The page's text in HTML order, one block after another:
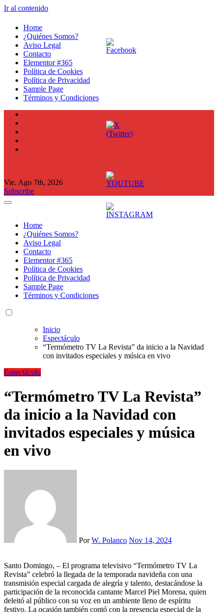
Ir al contenido
Home
¿Quiénes Somos?
Aviso Legal
Contacto
Elementor #365
Política de Cookies
Política de Privacidad
Sample Page
Términos y Condiciones
Vie. Ago 7th, 2026
Subscribe
Home
¿Quiénes Somos?
Aviso Legal
Contacto
Elementor #365
Política de Cookies
Política de Privacidad
Sample Page
Términos y Condiciones
Inicio
Espectáculo
“Termómetro TV La Revista” da inicio a la Navidad
con invitados especiales y música en vivo
Espectáculo
“Termómetro TV La Revista”
da inicio a la Navidad con
invitados especiales y música
en vivo
PorW. Polanco Nov 14, 2024
Santo Domingo, – El programa televisivo “Termómetro TV La
Revista” celebró la llegada de la temporada navideña con una
transmisión especial cargada de alegría y talento, destacándose la
participación de la reconocida cantante Marcel Piel Morena, quien
deleitó al público con su voz en un ambiente lleno de espíritu
festivo. La ocasión también contó con la presencia especial de la